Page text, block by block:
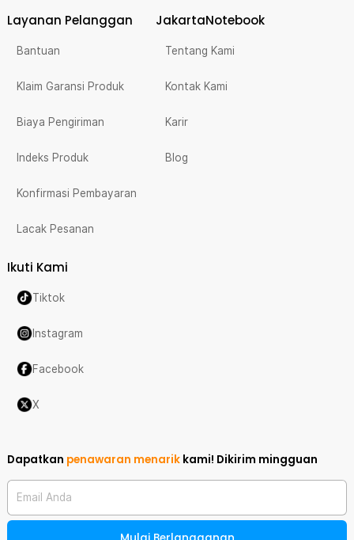
Layanan Pelanggan
Bantuan
Klaim Garansi Produk
Biaya Pengiriman
Indeks Produk
Konfirmasi Pembayaran
Lacak Pesanan
JakartaNotebook
Tentang Kami
Kontak Kami
Karir
Blog
Ikuti Kami
Tiktok
Instagram
Facebook
X
Dapatkan penawaran menarik kami! Dikirim mingguan
Email Anda